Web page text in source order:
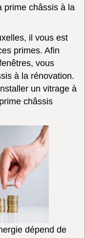
prime châssis à la
il vous est
primes. Afin
vous
à la rénovation.
un vitrage à
châssis
dépend de